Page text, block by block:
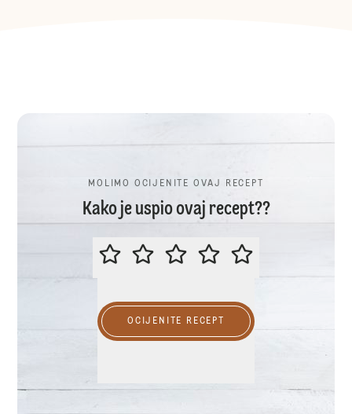
MOLIMO OCIJENITE OVAJ RECEPT
Kako je uspio ovaj recept??
MOLIMO OCIJENITE OVAJ
OCIJENITE RECEPT